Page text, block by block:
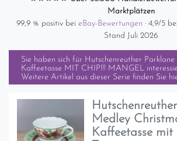
Marktplätzen
99,9 % positiv bei eBay-Bewertungen · 4,9/5 bei
Stand Juli 2026
Sie haben sich für Hutschenreuther
Kaffeetasse MIT CHIP!!! MANGEL
Weitere Artikel aus dieser Serie finden Sie
Medley
Kaffeetasse mit